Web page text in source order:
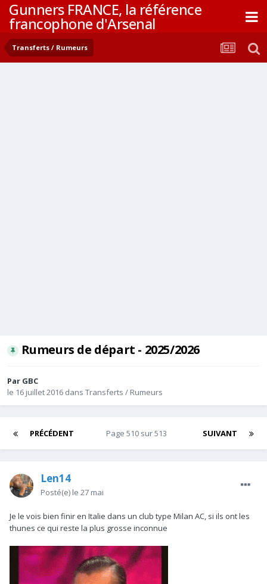
Gunners FRANCE, la référence
francophone d'Arsenal
Transferts / Rumeurs
Rumeurs de départ - 2025/2026
Par GBC
le 16 juillet 2016 dans Transferts / Rumeurs
PRÉCÉDENT SUIVANT
Page 510 sur 513
Len14
Posté(e) le 27 mai
Je le vois bien finir en Italie dans un club type Milan AC, si ils ont les
thunes ce qui reste la plus grosse inconnue